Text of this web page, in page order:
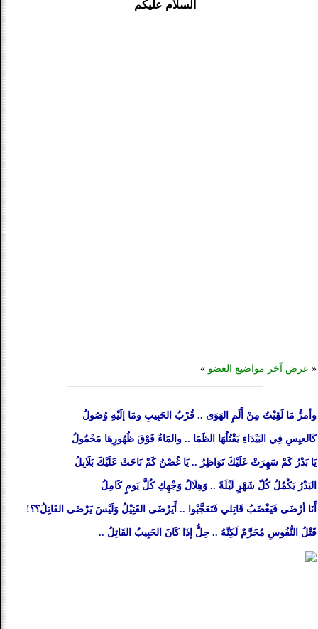
السلام عليكم
« عرض آخر مواضيع العضو »
وأمرُّ مَا لَقِيْتُ مِنْ أَلَمِ الهَوَى .. قُرْبُ الحَبِيبِ ومَا إلَيْهِ وُصُولُ
كَالعيِسِ فِي البَيْدَاءِ يَقْتُلُهَا الظَمَا .. والمَاءُ فَوْقَ ظُهُورِهَا مَحْمُولُ
يَا بَدْرُ كَمْ سَهِرَتْ عَلَيْكَ نَوَاظِرُ .. يَا غُصْنُ كَمْ نَاحَتْ عَلَيْكَ بَلَابِلُ
البَدْرُ يَكْمُلُ كُلّ شَهْرٍ لَيْلَةً .. وَهِلَالُ وَجْهِكِ كُلَّ يَومٍ كَامِلُ
أَنَا أرْضَى فَيَغْضَبُ قَاتِلي فَتَعَجَّبْوا .. أَيَرْضَى القَتِيْلُ وَلَيْسَ يَرْضَى القَاتِلُ؟؟!
قَتْلُ النُّفُوسِ مُحَرَّمٌ لَكِنَّهُ .. حِلٌّ إذَا كَانَ الحَبِيبُ القَاتِلُ ..